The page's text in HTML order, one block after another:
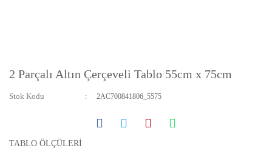
2 Parçalı Altın Çerçeveli Tablo 55cm x 75cm
Stok Kodu 2AC700841806_5575
TABLO ÖLÇÜLERİ